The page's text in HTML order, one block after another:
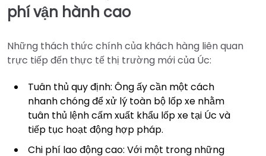
phí vận hành cao
Những thách thức chính của khách hàng liên quan
trực tiếp đến thực tế thị trường mới của Úc:
Tuân thủ quy định: Ông ấy cần một cách
nhanh chóng để xử lý toàn bộ lốp xe nhằm
tuân thủ lệnh cấm xuất khẩu lốp xe tại Úc và
tiếp tục hoạt động hợp pháp.
Chi phí lao động cao: Với một trong những